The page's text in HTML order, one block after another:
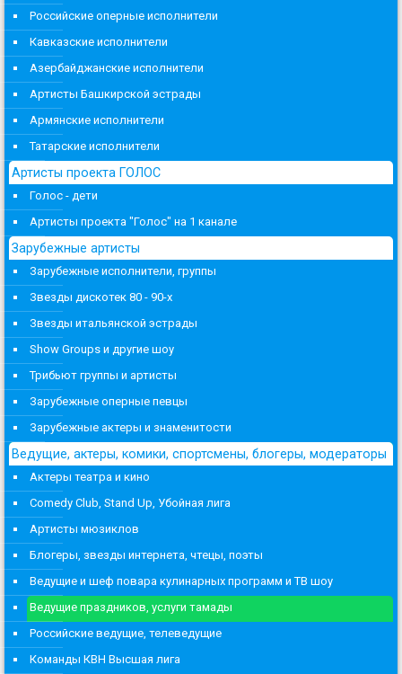
Российские оперные исполнители
Кавказские исполнители
Азербайджанские исполнители
Артисты Башкирской эстрады
Армянские исполнители
Татарские исполнители
Артисты проекта ГОЛОС
Голос - дети
Артисты проекта "Голос" на 1 канале
Зарубежные артисты
Зарубежные исполнители, группы
Звезды дискотек 80 - 90-х
Звезды итальянской эстрады
Show Groups и другие шоу
Трибьют группы и артисты
Зарубежные оперные певцы
Зарубежные актеры и знаменитости
Ведущие, актеры, комики, спортсмены, блогеры, модераторы
Актеры театра и кино
Comedy Club, Stand Up, Убойная лига
Артисты мюзиклов
Блогеры, звезды интернета, чтецы, поэты
Ведущие и шеф повара кулинарных программ и ТВ шоу
Ведущие праздников, услуги тамады
Российские ведущие, телеведущие
Команды КВН Высшая лига